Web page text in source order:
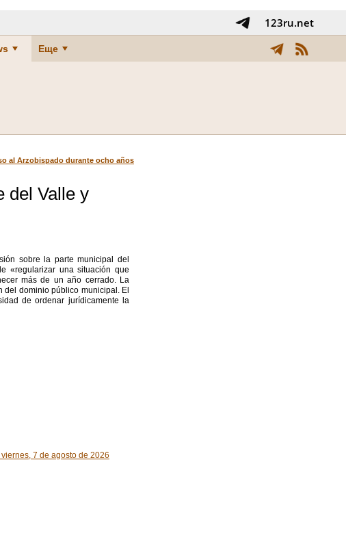
123ru.net
Еще
al Arzobispado durante ocho años
del Valle y
sobre la parte municipal del
«regularizar una situación que
más de un año cerrado. La
dominio público municipal. El
de ordenar jurídicamente la
7 de agosto de 2026